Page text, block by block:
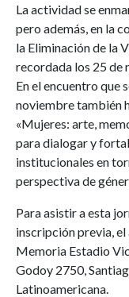
La actividad se
pero además, en la
la Eliminación de la
recordada los 25 de
En el encuentro que
noviembre también
«Mujeres: arte,
para dialogar y
institucionales en
perspectiva de
Para asistir a esta
inscripción previa,
Memoria Estadio
Godoy 2750,
Latinoamericana.